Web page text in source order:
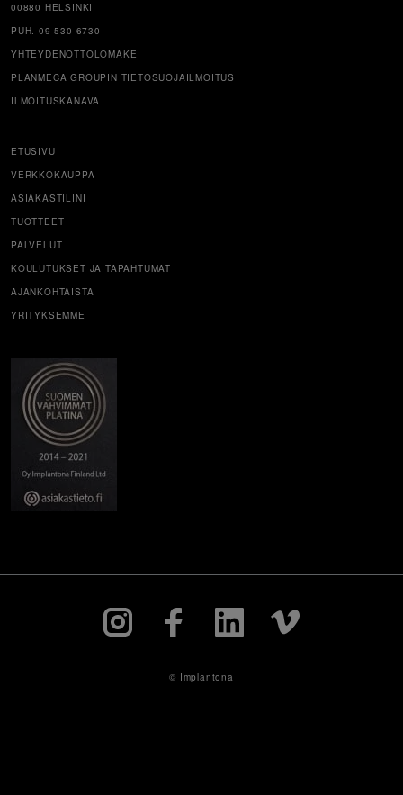
00880 HELSINKI
PUH. 09 530 6730
YHTEYDENOTTOLOMAKE
PLANMECA GROUPIN TIETOSUOJAILMOITUS
ILMOITUSKANAVA
ETUSIVU
VERKKOKAUPPA
ASIAKASTILINI
TUOTTEET
PALVELUT
KOULUTUKSET JA TAPAHTUMAT
AJANKOHTAISTA
YRITYKSEMME
© Implantona